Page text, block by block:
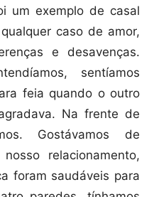
um exemplo de casal
caso de amor,
e desavenças.
sentíamos
feia quando o outro
Na frente de
Gostávamos de
relacionamento,
foram saudáveis para